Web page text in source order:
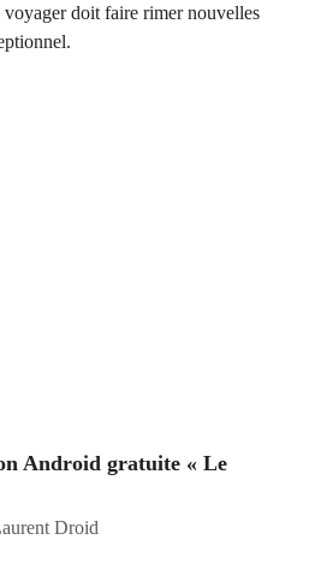
doit faire rimer nouvelles
Android gratuite « Le
Droid